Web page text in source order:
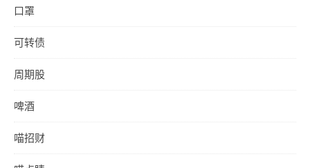
口罩
可转债
周期股
啤酒
喵招财